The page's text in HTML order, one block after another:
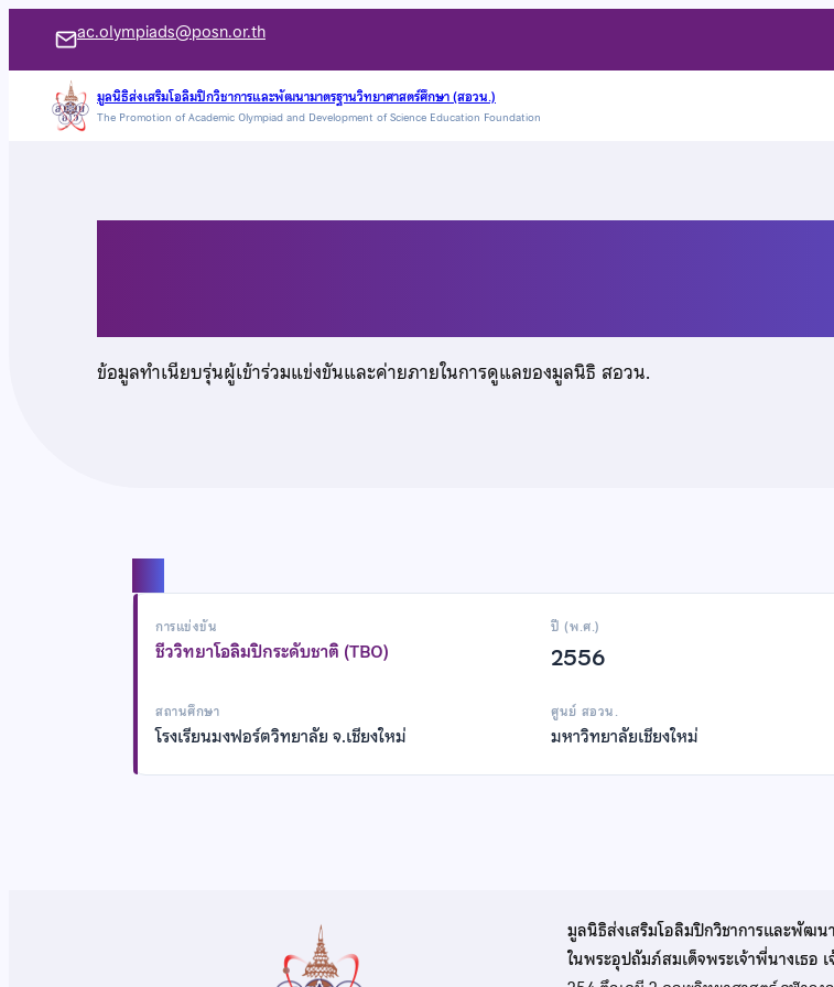
เนื้อหา
ac.olympiads@posn.or.th
มูลนิธิส่งเสริมโอลิมปิกวิชาการและพัฒนามาตรฐานวิทยาศาสตร์ศึกษา (สอวน.)
The Promotion of Academic Olympiad and Development of Science Education Foundation
ข้อมูลทำเนียบรุ่นผู้เข้าร่วมแข่งขันและค่ายภายในการดูแลของมูลนิธิ สอวน.
การแข่งขัน
ชีววิทยาโอลิมปิกระดับชาติ (TBO)
ปี (พ.ศ.)
2556
สถานศึกษา
โรงเรียนมงฟอร์ตวิทยาลัย จ.เชียงใหม่
ศูนย์ สอวน.
มหาวิทยาลัยเชียงใหม่
มูลนิธิส่งเสริมโอลิมปิกวิชาการและพัฒน
ในพระอุปถัมภ์สมเด็จพระเจ้าพี่นางเธอ